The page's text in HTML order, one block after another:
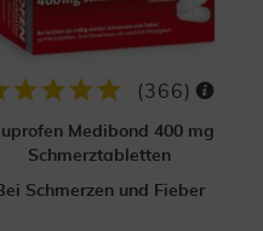
(366)
Medibond 400 mg
Schmerztabletten
Schmerzen und Fieber